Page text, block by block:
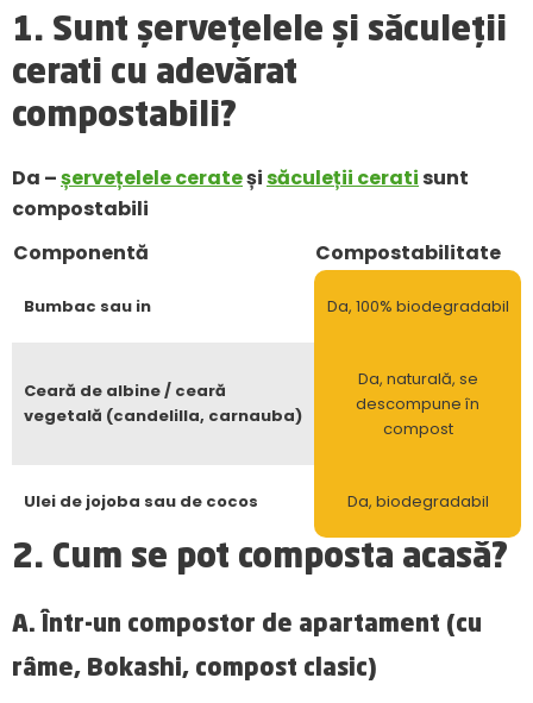
1. Sunt șervețelele și săculeții
cerati cu adevărat
compostabili?
Da –șervețelele cerateșisăculeții cerati sunt
compostabili
Componentă
Compostabilitate
Bumbac sau in Da, 100% biodegradabil
Ceară de albine / ceară
vegetală (candelilla, carnauba)
Da, naturală, se
descompune în
compost
Ulei de jojoba sau de cocos Da, biodegradabil
2. Cum se pot composta acasă?
A. Într-un compostor de apartament (cu
râme, Bokashi, compost clasic)